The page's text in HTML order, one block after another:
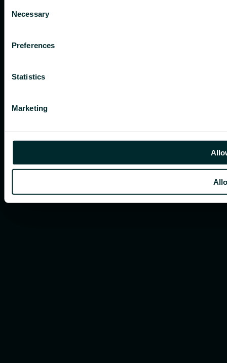
Selection
Necessary
Preferences
Statistics
Marketing